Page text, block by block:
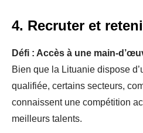
4. Recruter et
Défi : Accès à une main-
Bien que la Lituanie dispose
qualifiée, certains secteurs,
connaissent une compétition
meilleurs talents.